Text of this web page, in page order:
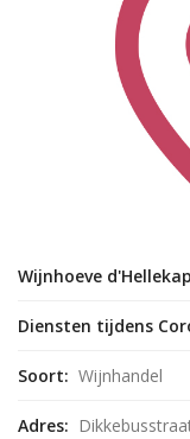
Wijnhoeve
Diensten tijdens
Soort: Wijnhandel
Adres: